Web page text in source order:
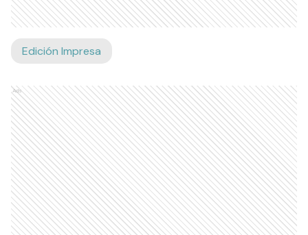
Edición Impresa
Ads